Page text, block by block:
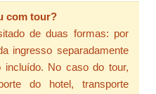
com tour?
de duas formas: por
ingresso separadamente
No caso do tour,
do hotel, transporte